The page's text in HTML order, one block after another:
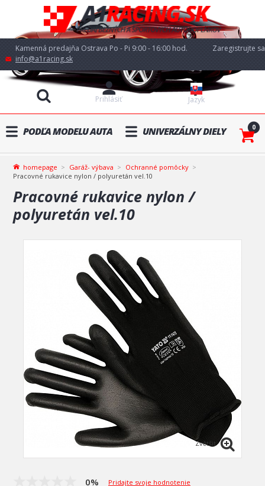
Kamenná predajňa Ostrava Po - Pi 9:00 - 16:00 hod.
info@a1racing.sk
Jazyk
Prihlásiť
Zaregistrujte sa
PODĽA MODELU AUTA UNIVERZÁLNY DIELY 0
homepage Garáž- výbava
Ochranné pomôcky
Pracovné rukavice nylon / polyuretán vel.10
Pracovné rukavice nylon /
polyuretán vel.10
Zvětšit
0% Pridajte svoje hodnotenie